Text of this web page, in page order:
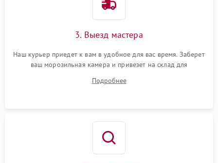
3. Выезд мастера
Наш курьер приедет к вам в удобное для вас время. Заберет
ваш морозильная камера и привезет на склад для
Подробнее